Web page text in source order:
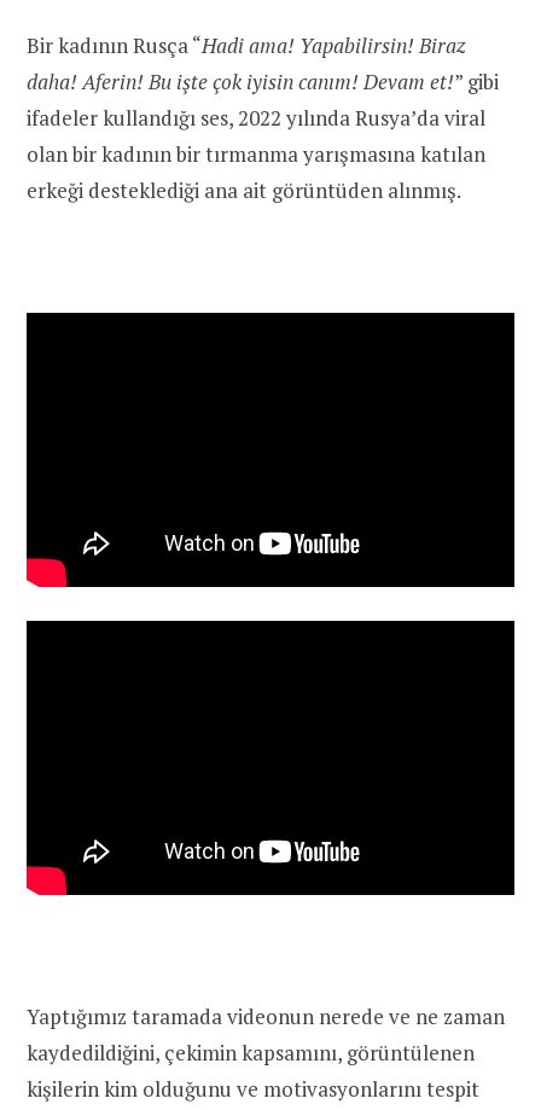
Bir kadının Rusça “Hadi ama! Yapabilirsin! Biraz
daha! Aferin! Bu işte çok iyisin canım! Devam et!” gibi
ifadeler kullandığı ses, 2022 yılında Rusya’da viral
olan bir kadının bir tırmanma yarışmasına katılan
erkeği desteklediği ana ait görüntüden alınmış.
Yaptığımız taramada videonun nerede ve ne zaman
kaydedildiğini, çekimin kapsamını, görüntülenen
kişilerin kim olduğunu ve motivasyonlarını tespit